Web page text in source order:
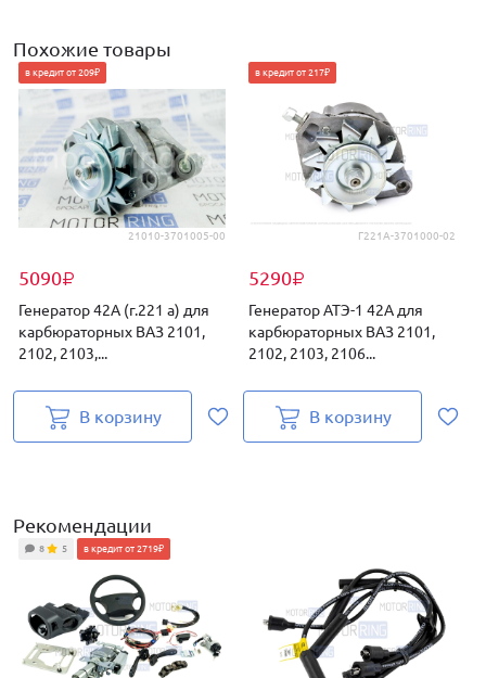
Похожие товары
21010-3701005-00
5090₽
в кредит от 209₽
Генератор 42А (г.221 а) для
карбюраторных ВАЗ 2101,
2102, 2103,...
В корзину
Г221А-3701000-02
5290₽
в кредит от 217₽
Генератор АТЭ-1 42А для
карбюраторных ВАЗ 2101,
2102, 2103, 2106...
В корзину
Рекомендации
8 5 в кредит от 2719₽